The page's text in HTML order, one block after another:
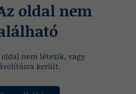
oldal nem
oldal nem létezik, vagy
került.